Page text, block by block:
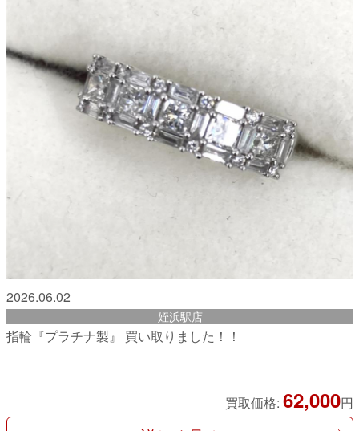
2026.06.02
姪浜駅店
指輪『プラチナ製』 買い取りました！！
買取価格: 62,000円